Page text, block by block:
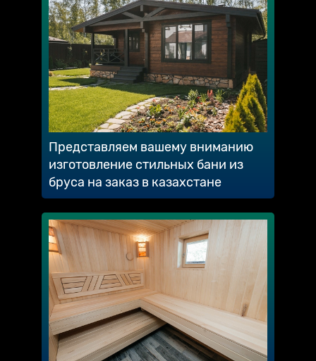
Представляем вашему вниманию
изготовление стильных бани из
бруса на заказ в казахстане